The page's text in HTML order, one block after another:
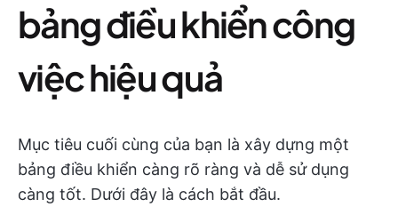
bảng điều khiển công
việc hiệu quả
Mục tiêu cuối cùng của bạn là xây dựng một
bảng điều khiển càng rõ ràng và dễ sử dụng
càng tốt. Dưới đây là cách bắt đầu.